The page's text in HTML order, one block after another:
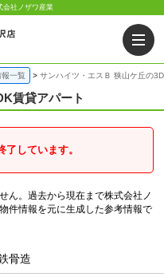
会社ノザワ産業
一覧 サンハイツ・エスＢ 狭山ケ丘の
賃貸アパート
しています。
ん。過去から現在まで株式会社ノ
件情報を元に生成した参考情報で
骨造